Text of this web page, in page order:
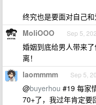
终究也是要面对自己
MoliOOO Sep 5,
婚姻到底给男人带来了
离！
laommmm Sep 5,
@buyerhou #19 每家
70+了，我过年肯定要